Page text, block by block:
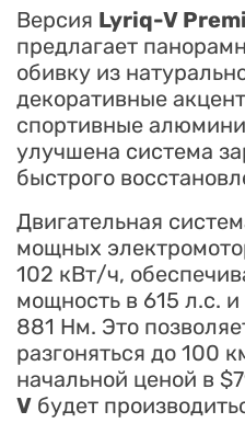
Версия Lyriq-V
предлагает
обивку из
декоративные
спортивные
улучшена система
быстрого
Двигательная
мощных
102 кВт/ч,
мощность в 615 л.с.
881 Нм. Это
разгоняться до 100
начальной ценой в
V будет